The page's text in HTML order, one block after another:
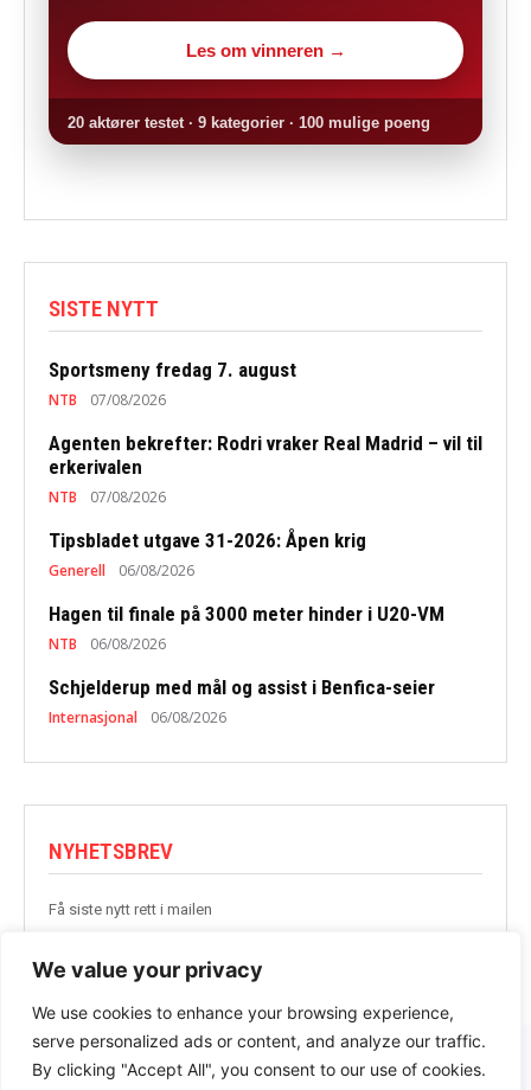
We value your privacy
We use cookies to enhance your browsing experience,
serve personalized ads or content, and analyze our traffic.
By clicking "Accept All", you consent to our use of cookies.
Les om vinneren →
20 aktører testet · 9 kategorier · 100 mulige poeng
SISTE NYTT
Sportsmeny fredag 7. august
NTB 07/08/2026
Agenten bekrefter: Rodri vraker Real Madrid – vil til
erkerivalen
NTB 07/08/2026
Tipsbladet utgave 31-2026: Åpen krig
Generell 06/08/2026
Hagen til finale på 3000 meter hinder i U20-VM
NTB 06/08/2026
Schjelderup med mål og assist i Benfica-seier
Internasjonal 06/08/2026
NYHETSBREV
Få siste nytt rett i mailen